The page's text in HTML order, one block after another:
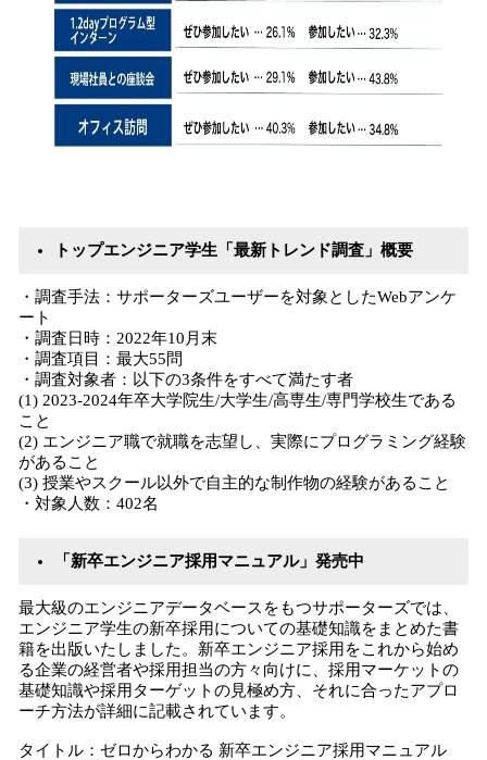
トップエンジニア学生「最新トレンド調査」概要
・調査手法：サポーターズユーザーを対象としたWebアンケ
ート
・調査日時：2022年10月末
・調査項目：最大55問
・調査対象者：以下の3条件をすべて満たす者
(1) 2023-2024年卒大学院生/大学生/高専生/専門学校生である
こと
(2) エンジニア職で就職を志望し、実際にプログラミング経験
があること
(3) 授業やスクール以外で自主的な制作物の経験があること
・対象人数：402名
「新卒エンジニア採用マニュアル」発売中
最大級のエンジニアデータベースをもつサポーターズでは、
エンジニア学生の新卒採用についての基礎知識をまとめた書
籍を出版いたしました。新卒エンジニア採用をこれから始め
る企業の経営者や採用担当の方々向けに、採用マーケットの
基礎知識や採用ターゲットの見極め方、それに合ったアプロ
ーチ方法が詳細に記載されています。
タイトル：ゼロからわかる 新卒エンジニア採用マニュアル